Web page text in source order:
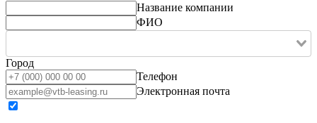
Название компании
ФИО
Город
Телефон
Электронная почта